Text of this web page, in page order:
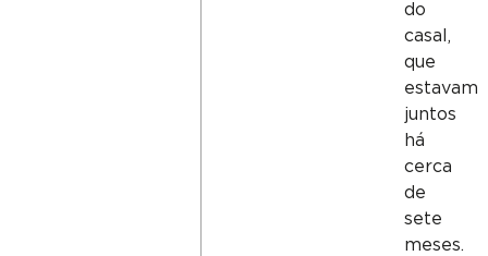
do
casal,
que
estavam
juntos
há
cerca
de
sete
meses.